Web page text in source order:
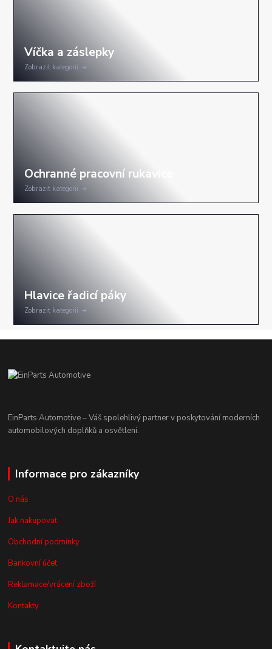
Zobrazit kategorii
Zobrazit kategorii
Zobrazit kategorii
EinParts Automotive – Váš spolehlivý partner v poskytování moderních
automobilových doplňků a osvětlení.
Informace pro zákazníky
O nás
Jak nakupovat
Obchodní podmínky
Bankovní účet
Reklamace/vrácení zboží
Kontakty